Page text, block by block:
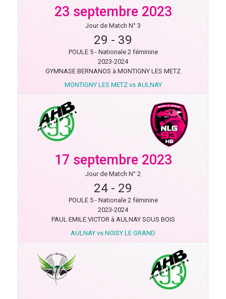
23 septembre 2023
Jour de Match N° 3
29 - 39
POULE 5 - Nationale 2 féminine
2023-2024
GYMNASE BERNANOS à MONTIGNY LES METZ
MONTIGNY LES METZ vs AULNAY
17 septembre 2023
Jour de Match N° 2
24 - 29
POULE 5 - Nationale 2 féminine
2023-2024
PAUL EMILE VICTOR à AULNAY SOUS BOIS
AULNAY vs NOISY LE GRAND